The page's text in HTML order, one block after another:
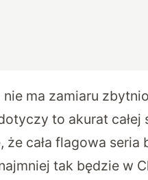
ma zamiaru
to akurat całej
cała flagowa seria
tak będzie w